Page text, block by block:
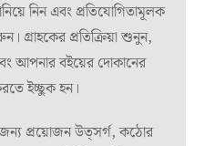
নিন এবং প্রতিযোগিতামূলক
গ্রাহকের প্রতিক্রিয়া শুনুন,
আপনার বইয়ের দোকানের
ইচ্ছুক হন।
প্রয়োজন উত্সর্গ, কঠোর